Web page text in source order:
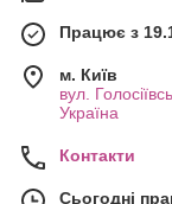
Працює з
м. Київ
вул.
Україна
Контакти
Сьогодні